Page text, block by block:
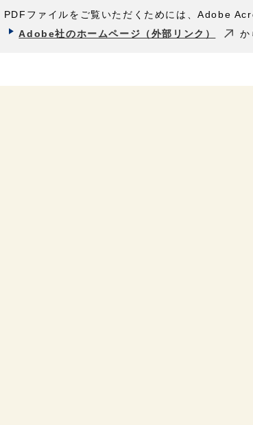
PDFファイルをご覧いただくためには、Adobe
Adobe社のホームページ（外部リンク）
か